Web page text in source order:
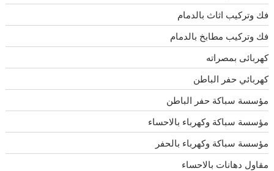
فك وتركيب اثاث بالدمام
فك وتركيب مطابخ بالدمام
كهربائى بمصراته
كهربائي حفر الباطن
مؤسسة سباكة حفر الباطن
مؤسسة سباكة وكهرباء بالاحساء
مؤسسة سباكة وكهرباء بالحفر
مقاول دهانات بالاحساء